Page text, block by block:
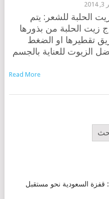
الحلبة للشعر: يتم
زيت الحلبة من بذورها
تقطيرها او الضغط
الزيوت للعناية بالجسم
Read More
تدشين الحاسوب العملاق شاهين 3: قفزة السعودية نحو مستقبل